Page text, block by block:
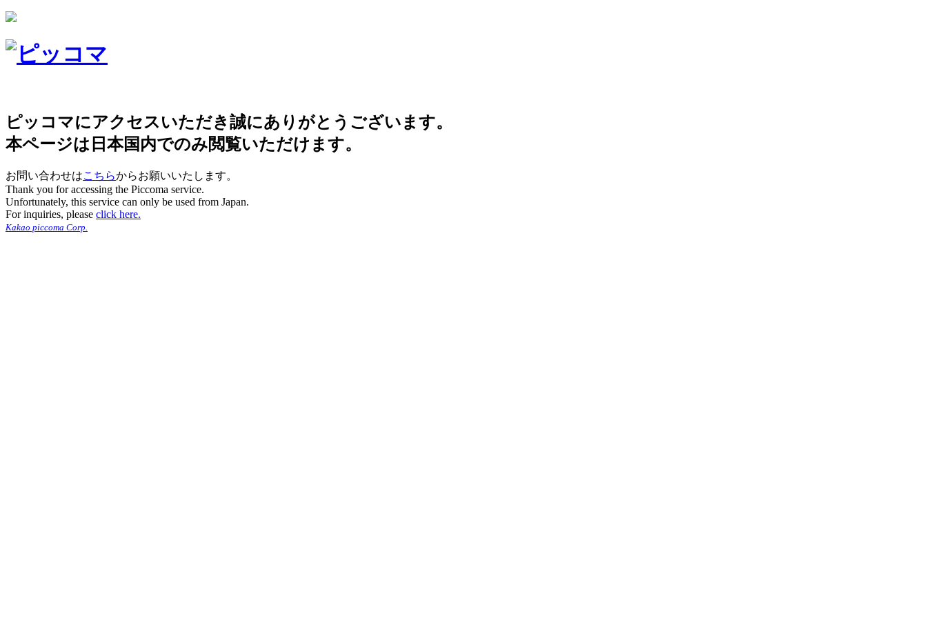
ピッコマにアクセスいただき誠にありがとうございます。
本ページは日本国内でのみ閲覧いただけます。
お問い合わせはこちらからお願いいたします。
Thank you for accessing the Piccoma service.
Unfortunately, this service can only be used from Japan.
For inquiries, please click here.
Kakao piccoma Corp.